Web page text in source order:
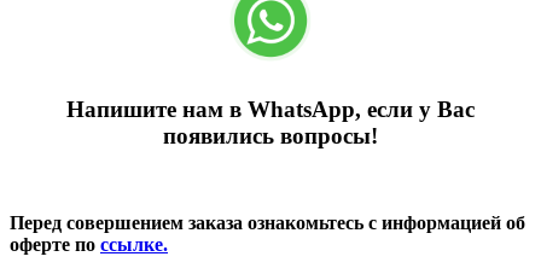
Напишите нам в WhatsApp, если у Вас
появились вопросы!
Перед совершением заказа ознакомьтесь с информацией об
оферте по ссылке.